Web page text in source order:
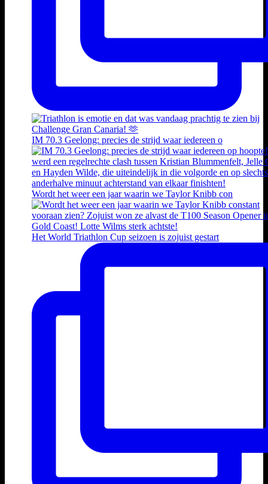
IM 70.3 Geelong: precies de strijd waar iedereen o
Wordt het weer een jaar waarin we Taylor Knibb con
Het World Triathlon Cup seizoen is zojuist gestart